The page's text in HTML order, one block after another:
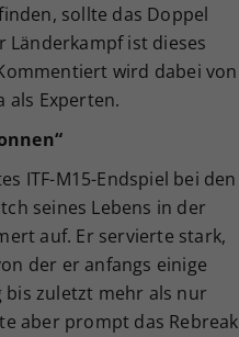
sollte das Doppel
Länderkampf ist dieses
wird dabei von
als Experten.
ITF-M15-Endspiel bei den
seines Lebens in der
auf. Er servierte stark,
der er anfangs einige
bis zuletzt mehr als nur
aber prompt das Rebreak